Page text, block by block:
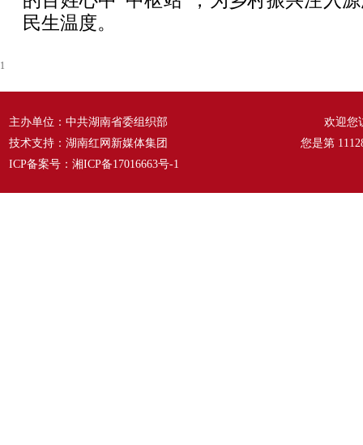
民生温度。
1
主办单位：中共湖南省委组织部
技术支持：湖南红网新媒体集团
ICP备案号： 湘ICP备17016663号-1
欢迎您
您是第